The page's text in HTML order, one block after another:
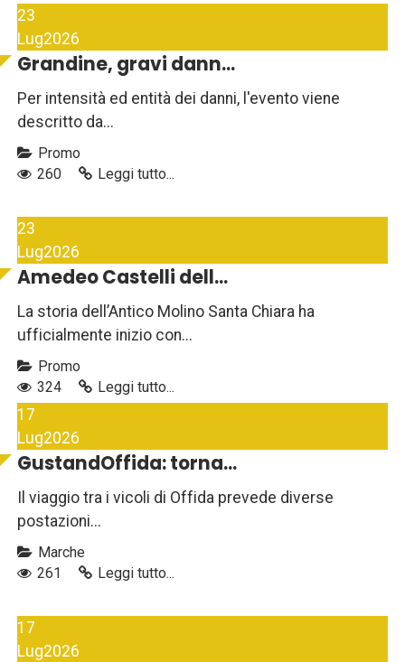
23
Lug2026
Grandine, gravi dann...
Per intensità ed entità dei danni, l'evento viene
descritto da...
Promo
260
Leggi tutto...
23
Lug2026
Amedeo Castelli dell...
La storia dell’Antico Molino Santa Chiara ha
ufficialmente inizio con...
Promo
324
Leggi tutto...
17
Lug2026
GustandOffida: torna...
Il viaggio tra i vicoli di Offida prevede diverse
postazioni...
Marche
261
Leggi tutto...
17
Lug2026